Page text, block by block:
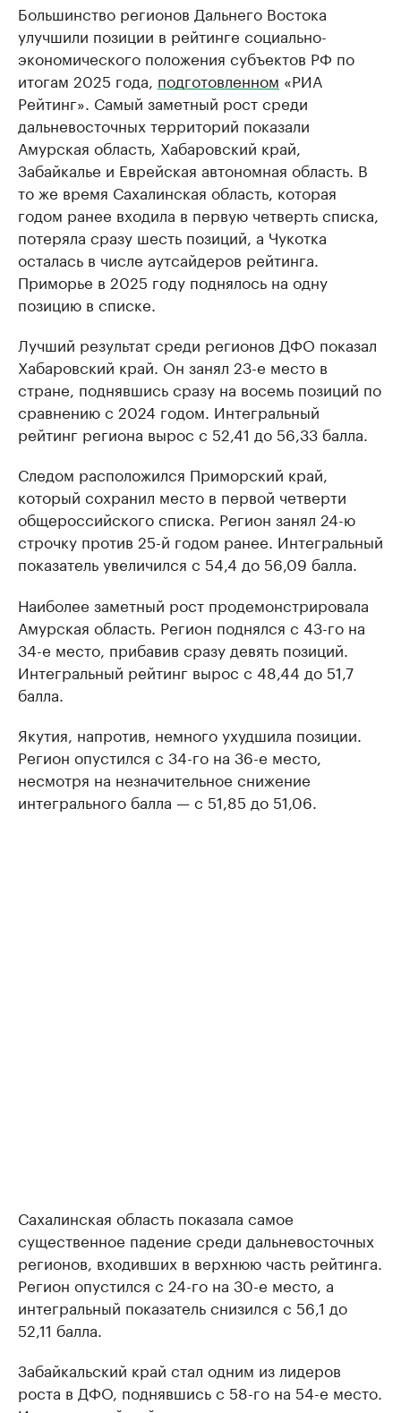
Большинство регионов Дальнего Востока
улучшили позиции в рейтинге социально-
экономического положения субъектов РФ по
итогам 2025 года, подготовленном «РИА
Рейтинг». Самый заметный рост среди
дальневосточных территорий показали
Амурская область, Хабаровский край,
Забайкалье и Еврейская автономная область. В
то же время Сахалинская область, которая
годом ранее входила в первую четверть списка,
потеряла сразу шесть позиций, а Чукотка
осталась в числе аутсайдеров рейтинга.
Приморье в 2025 году поднялось на одну
позицию в списке.
Лучший результат среди регионов ДФО показал
Хабаровский край. Он занял 23-е место в
стране, поднявшись сразу на восемь позиций по
сравнению с 2024 годом. Интегральный
рейтинг региона вырос с 52,41 до 56,33 балла.
Следом расположился Приморский край,
который сохранил место в первой четверти
общероссийского списка. Регион занял 24-ю
строчку против 25-й годом ранее. Интегральный
показатель увеличился с 54,4 до 56,09 балла.
Наиболее заметный рост продемонстрировала
Амурская область. Регион поднялся с 43-го на
34-е место, прибавив сразу девять позиций.
Интегральный рейтинг вырос с 48,44 до 51,7
балла.
Якутия, напротив, немного ухудшила позиции.
Регион опустился с 34-го на 36-е место,
несмотря на незначительное снижение
интегрального балла — с 51,85 до 51,06.
Сахалинская область показала самое
существенное падение среди дальневосточных
регионов, входивших в верхнюю часть рейтинга.
Регион опустился с 24-го на 30-е место, а
интегральный показатель снизился с 56,1 до
52,11 балла.
Забайкальский край стал одним из лидеров
роста в ДФО, поднявшись с 58-го на 54-е место.